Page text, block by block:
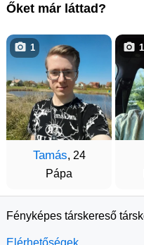
Őket már láttad?
Tamás, 24
Pápa
1 1
Fényképes társkereső